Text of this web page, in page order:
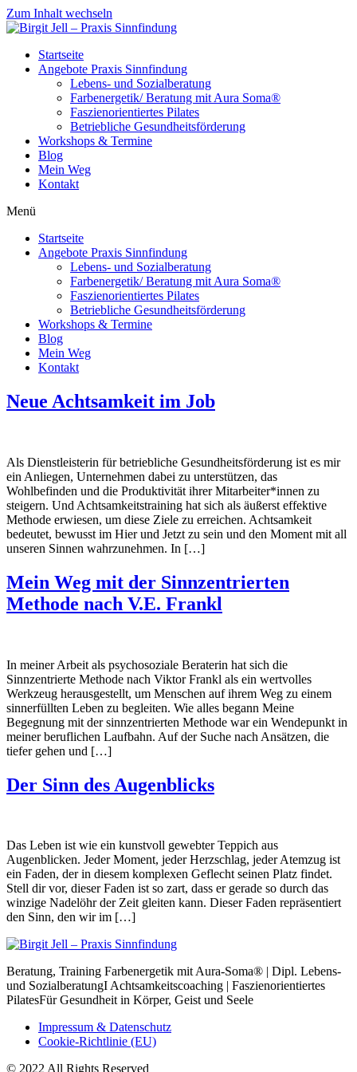
Zum Inhalt wechseln
Startseite
Angebote Praxis Sinnfindung
Lebens- und Sozialberatung
Farbenergetik/ Beratung mit Aura Soma®
Faszienorientiertes Pilates
Betriebliche Gesundheitsförderung
Workshops & Termine
Blog
Mein Weg
Kontakt
Menü
Startseite
Angebote Praxis Sinnfindung
Lebens- und Sozialberatung
Farbenergetik/ Beratung mit Aura Soma®
Faszienorientiertes Pilates
Betriebliche Gesundheitsförderung
Workshops & Termine
Blog
Mein Weg
Kontakt
Neue Achtsamkeit im Job
Als Dienstleisterin für betriebliche Gesundheitsförderung ist es mir
ein Anliegen, Unternehmen dabei zu unterstützen, das
Wohlbefinden und die Produktivität ihrer Mitarbeiter*innen zu
steigern. Und Achtsamkeitstraining hat sich als äußerst effektive
Methode erwiesen, um diese Ziele zu erreichen. Achtsamkeit
bedeutet, bewusst im Hier und Jetzt zu sein und den Moment mit all
unseren Sinnen wahrzunehmen. In […]
Mein Weg mit der Sinnzentrierten
Methode nach V.E. Frankl
In meiner Arbeit als psychosoziale Beraterin hat sich die
Sinnzentrierte Methode nach Viktor Frankl als ein wertvolles
Werkzeug herausgestellt, um Menschen auf ihrem Weg zu einem
sinnerfüllten Leben zu begleiten. Wie alles begann Meine
Begegnung mit der sinnzentrierten Methode war ein Wendepunkt in
meiner beruflichen Laufbahn. Auf der Suche nach Ansätzen, die
tiefer gehen und […]
Der Sinn des Augenblicks
Das Leben ist wie ein kunstvoll gewebter Teppich aus
Augenblicken. Jeder Moment, jeder Herzschlag, jeder Atemzug ist
ein Faden, der in diesem komplexen Geflecht seinen Platz findet.
Stell dir vor, dieser Faden ist so zart, dass er gerade so durch das
winzige Nadelöhr der Zeit gleiten kann. Dieser Faden repräsentiert
den Sinn, den wir im […]
Beratung, Training Farbenergetik mit Aura-Soma® | Dipl. Lebens-
und SozialberatungI Achtsamkeitscoaching | Faszienorientiertes
PilatesFür Gesundheit in Körper, Geist und Seele
Impressum & Datenschutz
Cookie-Richtlinie (EU)
© 2022 All Rights Reserved